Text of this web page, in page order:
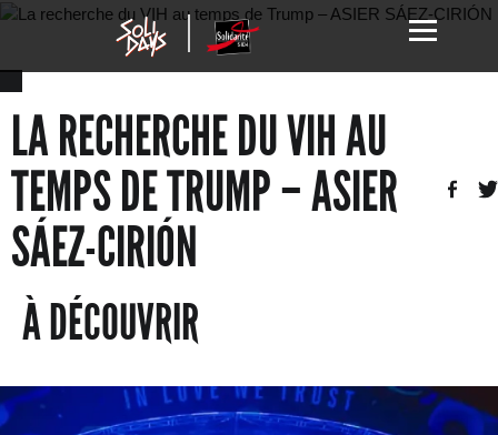
LA RECHERCHE DU VIH AU
TEMPS DE TRUMP – ASIER
SÁEZ-CIRIÓN
À DÉCOUVRIR